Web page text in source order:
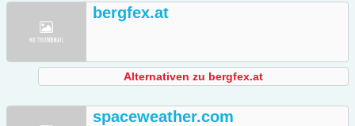
bergfex.at
Alternativen zu bergfex.at
spaceweather.com